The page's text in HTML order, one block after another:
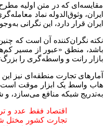
مقایسه‌ای که در متن اولیه
ایران، وثوق‌الدوله نماد
ایران قرار دارد، این نگرانی
نکته نگران‌کننده آن است که
باشد، منطق «عبور از مسیر
بازار رانت و واسطه‌گری را
آمارهای تجارت منطقه‌ای نیز
هاب واسط یک ابزار موقت است؛
به‌تدریج شبکه منافع می‌سازد،
اقتصاد فقط عدد و
تجارت کشور مختل